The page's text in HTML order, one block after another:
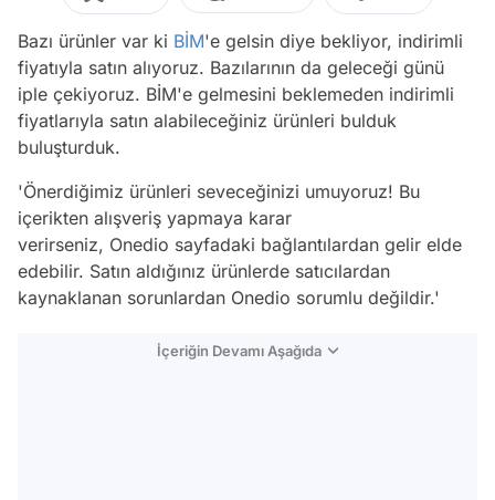
Bazı ürünler var ki BİM'e gelsin diye bekliyor, indirimli
fiyatıyla satın alıyoruz. Bazılarının da geleceği günü
iple çekiyoruz. BİM'e gelmesini beklemeden indirimli
fiyatlarıyla satın alabileceğiniz ürünleri bulduk
buluşturduk.
'Önerdiğimiz ürünleri seveceğinizi umuyoruz! Bu
içerikten alışveriş yapmaya karar
verirseniz, Onedio sayfadaki bağlantılardan gelir elde
edebilir. Satın aldığınız ürünlerde satıcılardan
kaynaklanan sorunlardan Onedio sorumlu değildir.'
İçeriğin Devamı Aşağıda